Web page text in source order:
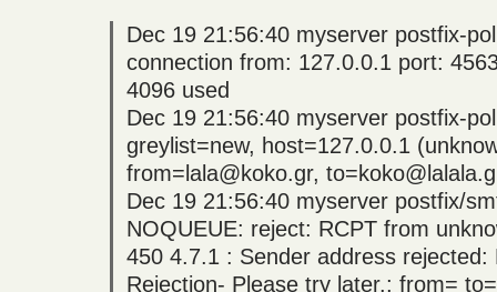
Dec 19 21:56:40 myserver postfix-
connection from: 127.0.0.1 port:
4096 used
Dec 19 21:56:40 myserver postfix-
greylist=new, host=127.0.0.1
from=lala@koko.gr,
Dec 19 21:56:40 myserver postfix/
NOQUEUE: reject: RCPT from
450 4.7.1 : Sender address rejected:
Rejection- Please try later.; from= to=